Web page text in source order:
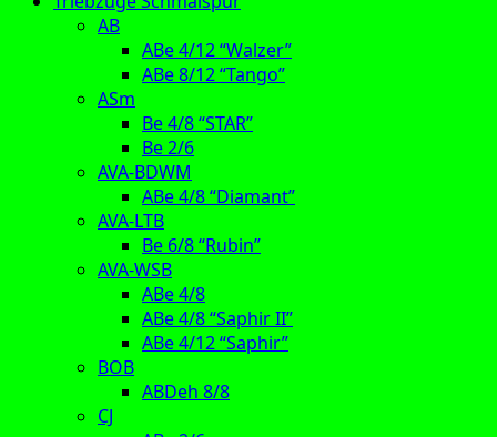
AB
ABe 4/12 “Walzer”
ABe 8/12 “Tango”
ASm
Be 4/8 “STAR”
Be 2/6
AVA-BDWM
ABe 4/8 “Diamant”
AVA-LTB
Be 6/8 “Rubin”
AVA-WSB
ABe 4/8
ABe 4/8 “Saphir II”
ABe 4/12 “Saphir”
BOB
ABDeh 8/8
CJ